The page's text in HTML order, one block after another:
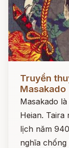
Đọc ngay
Truyền
Masakado
Masakado
Heian. Taira
lịch năm
nghĩa